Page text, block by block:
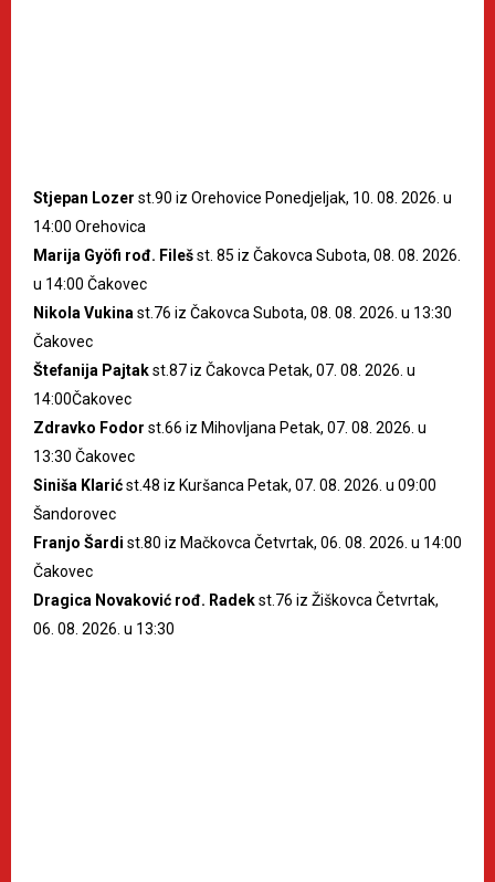
Stjepan Lozer st.90 iz Orehovice Ponedjeljak, 10. 08. 2026. u
14:00 Orehovica
Marija Gyöfi rođ. Filešst. 85 iz Čakovca Subota, 08. 08. 2026.
u 14:00 Čakovec
Nikola Vukina st.76 iz Čakovca Subota, 08. 08. 2026. u 13:30
Čakovec
Štefanija Pajtakst.87 iz Čakovca Petak, 07. 08. 2026. u
14:00Čakovec
Zdravko Fodor st.66 iz Mihovljana Petak, 07. 08. 2026. u
13:30 Čakovec
Siniša Klarićst.48 iz Kuršanca Petak, 07. 08. 2026. u 09:00
Šandorovec
Franjo Šardi st.80 iz Mačkovca Četvrtak, 06. 08. 2026. u 14:00
Čakovec
Dragica Novaković rođ. Radekst.76 iz Žiškovca Četvrtak,
06. 08. 2026. u 13:30